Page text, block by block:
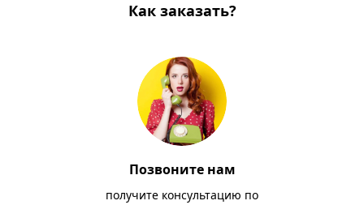
Как заказать?
Позвоните нам
получите консультацию по